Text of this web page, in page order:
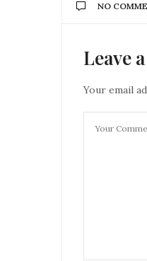
NO
Leave
Your email